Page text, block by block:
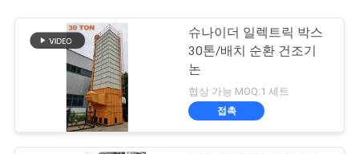
슈나이더 일렉트릭 박스
30톤/배치 순환 건조기
논
협상 가능 MOQ:1 세트
접촉